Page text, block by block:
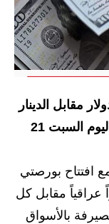
وزارة التربية
مقابل الدينار
العراقي في الأسواق المحلية العراقية ليوم السبت 21
افتتاح بورصتي
لتسجل 149850 ديناراً عراقياً مقابل كل
بالأسواق